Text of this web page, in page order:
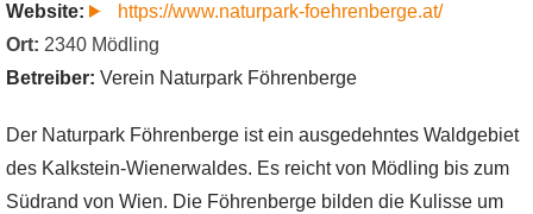
Website:
https://www.naturpark-foehrenberge.at/
Ort: 2340 Mödling
Betreiber: Verein Naturpark Föhrenberge
Der Naturpark Föhrenberge ist ein ausgedehntes Waldgebiet
des Kalkstein-Wienerwaldes. Es reicht von Mödling bis zum
Südrand von Wien. Die Föhrenberge bilden die Kulisse um